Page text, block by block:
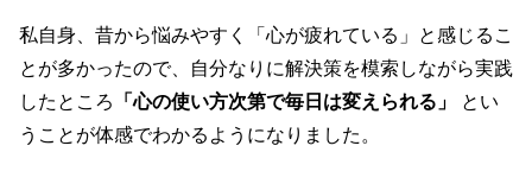
私自身、昔から悩みやすく「心が疲れている」と感じるこ
とが多かったので、自分なりに解決策を模索しながら実践
したところ
「心の使い方次第で毎日は変えられる」
とい
うことが体感でわかるようになりました。